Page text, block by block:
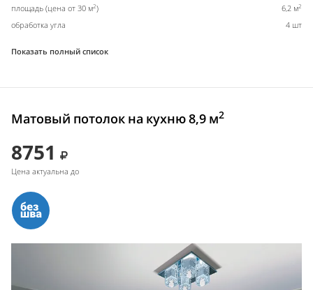
площадь (цена от 30 м2) 6,2 м2
обработка угла 4 шт
Показать полный список
Матовый потолок на кухню 8,9 м2
8751
Цена актуальна до